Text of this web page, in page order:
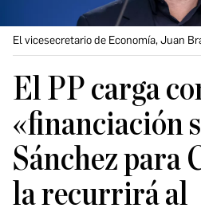
El vicesecretario de Economía, Juan
El PP carga
«financiación
Sánchez para
la recurrirá al